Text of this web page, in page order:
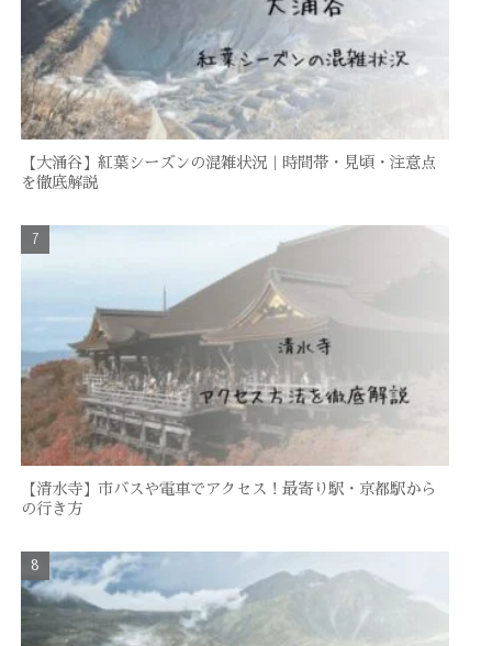
【大涌谷】紅葉シーズンの混雑状況｜時間帯・見頃・注意点
を徹底解説
【清水寺】市バスや電車でアクセス！最寄り駅・京都駅から
の行き方